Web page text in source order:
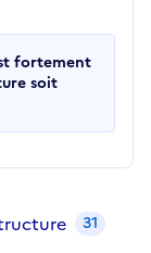
fortement
soit
31